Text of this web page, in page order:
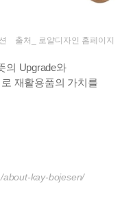
출처_ 로얄디자인 홈페이지
의 Upgrade와
재활용품의 가치를
about-kay-bojesen/